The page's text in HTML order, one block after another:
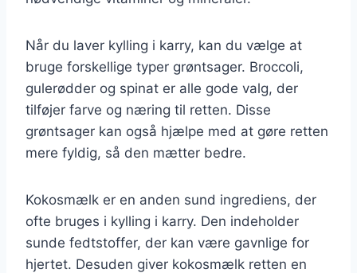
Når du laver kylling i karry, kan du vælge at
bruge forskellige typer grøntsager. Broccoli,
gulerødder og spinat er alle gode valg, der
tilføjer farve og næring til retten. Disse
grøntsager kan også hjælpe med at gøre retten
mere fyldig, så den mætter bedre.
Kokosmælk er en anden sund ingrediens, der
ofte bruges i kylling i karry. Den indeholder
sunde fedtstoffer, der kan være gavnlige for
hjertet. Desuden giver kokosmælk retten en